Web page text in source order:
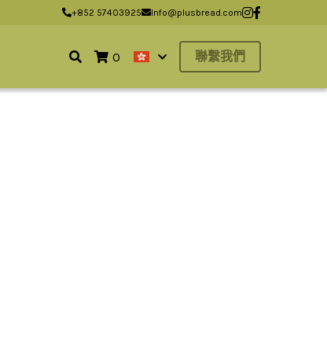
+852 57403925 Info@plusbread.com
+852 57403925 Info@plusbread.com
0 聯繫我們